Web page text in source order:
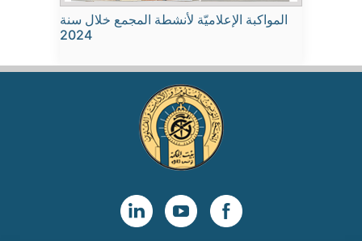
المواكبة الإعلاميّة لأنشطة المجمع خلال سنة
2024